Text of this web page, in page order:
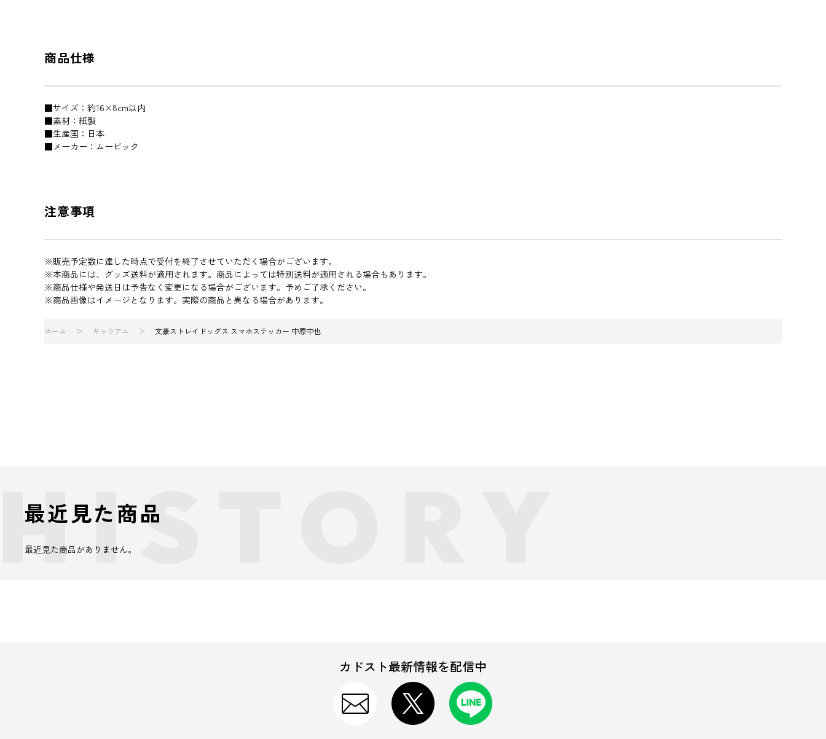
商品仕様
■サイズ：約16×8cm以内
■素材：紙製
■生産国：日本
■メーカー：ムービック
注意事項
※販売予定数に達した時点で受付を終了させていただく場合がございます。
※本商品には、グッズ送料が適用されます。商品によっては特別送料が適用される場合もあります。
※商品仕様や発送日は予告なく変更になる場合がございます。予めご了承ください。
※商品画像はイメージとなります。実際の商品と異なる場合があります。
ホーム キャラアニ 文豪ストレイドッグス スマホステッカー 中原中也
最近見た商品
最近見た商品がありません。
カドスト最新情報を配信中